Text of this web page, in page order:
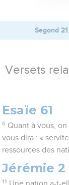
Segond 21
Versets
Esaïe 61
6 Quant à vous,
vous dira : «
ressources des
Jérémie 2
11